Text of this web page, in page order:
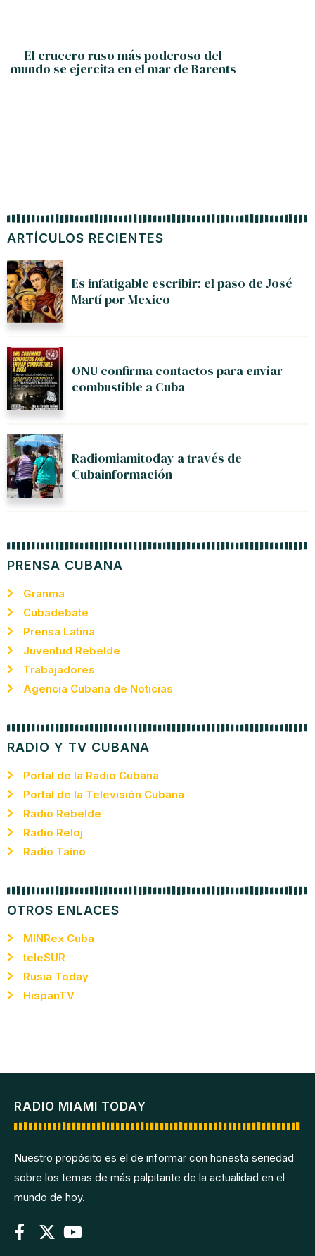
ARTÍCULOS RECIENTES
Es infatigable escribir: el paso de José
Martí por Mexico
ONU confirma contactos para enviar
combustible a Cuba
Radiomiamitoday a través de
Cubainformación
PRENSA CUBANA
Granma
Cubadebate
Prensa Latina
Juventud Rebelde
Trabajadores
Agencia Cubana de Noticias
RADIO Y TV CUBANA
Portal de la Radio Cubana
Portal de la Televisión Cubana
Radio Rebelde
Radio Reloj
Radio Taíno
OTROS ENLACES
MINRex Cuba
teleSUR
Rusia Today
HispanTV
El crucero ruso más poderoso del
mundo se ejercita en el mar de Barents
RADIO MIAMI TODAY
Nuestro propósito es el de informar con honesta seriedad
sobre los temas de más palpitante de la actualidad en el
mundo de hoy.